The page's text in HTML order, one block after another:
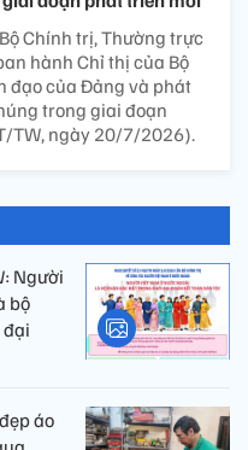
Chính trị, Thường trực
hành Chỉ thị của Bộ
đạo của Đảng và phát
trong giai đoạn
TW, ngày 20/7/2026).
Người
bộ
áo